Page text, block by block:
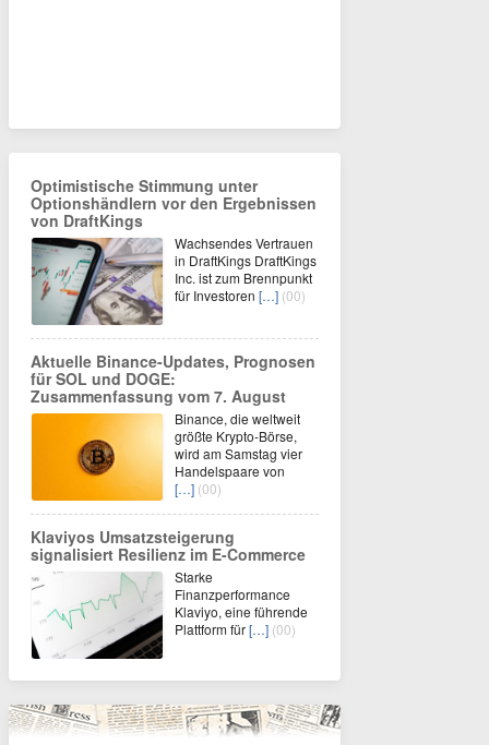
Optimistische Stimmung unter
Optionshändlern vor den Ergebnissen
von DraftKings
Wachsendes Vertrauen
in DraftKings DraftKings
Inc. ist zum Brennpunkt
für Investoren […] (00)
Aktuelle Binance-Updates, Prognosen
für SOL und DOGE:
Zusammenfassung vom 7. August
Binance, die weltweit
größte Krypto-Börse,
wird am Samstag vier
Handelspaare von
[…] (00)
Klaviyos Umsatzsteigerung
signalisiert Resilienz im E-Commerce
Starke
Finanzperformance
Klaviyo, eine führende
Plattform für[…] (00)